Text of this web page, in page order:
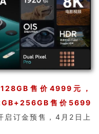
售价4999元，
售价5699
订金预售，4月2日上